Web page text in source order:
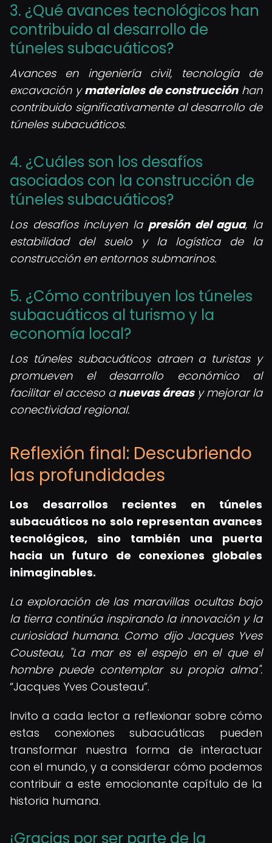
3. ¿Qué avances tecnológicos han
contribuido al desarrollo de
túneles subacuáticos?
Avances en ingeniería civil, tecnología de
excavación ymateriales de construcciónhan
contribuido significativamente al desarrollo de
túneles subacuáticos.
4. ¿Cuáles son los desafíos
asociados con la construcción de
túneles subacuáticos?
Los desafíos incluyen la presión del agua, la
estabilidad del suelo y la logística de la
construcción en entornos submarinos.
5. ¿Cómo contribuyen los túneles
subacuáticos al turismo y la
economía local?
Los túneles subacuáticos atraen a turistas y
promueven el desarrollo económico al
facilitar el acceso a nuevas áreasy mejorar la
conectividad regional.
Reflexión final: Descubriendo
las profundidades
Los desarrollos recientes en túneles
subacuáticos no solo representan avances
tecnológicos, sino también una puerta
hacia un futuro de conexiones globales
inimaginables.
La exploración de las maravillas ocultas bajo
la tierra continúa inspirando la innovación y la
curiosidad humana. Como dijo Jacques Yves
Cousteau, "La mar es el espejo en el que el
hombre puede contemplar su propia alma".
Jacques Yves Cousteau .
Invito a cada lector a reflexionar sobre cómo
estas conexiones subacuáticas pueden
transformar nuestra forma de interactuar
con el mundo, y a considerar cómo podemos
contribuir a este emocionante capítulo de la
historia humana.
¡Gracias por ser parte de la